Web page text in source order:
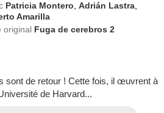
Patricia Montero ,Adrián Lastra
Amarilla
original Fuga de cerebros 2
sont de retour ! Cette fois, il œuvrent à
de Harvard...